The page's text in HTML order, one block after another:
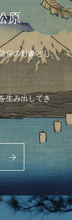
原
仰の対象とし
生み出してき